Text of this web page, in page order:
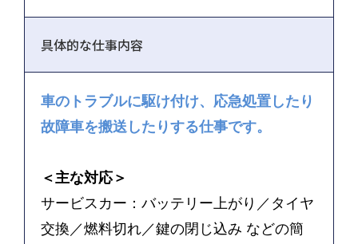
具体的な仕事内容
車のトラブルに駆け付け、応急処置したり
故障車を搬送したりする仕事です。
＜主な対応＞
サービスカー：バッテリー上がり／タイヤ
交換／燃料切れ／鍵の閉じ込み などの簡